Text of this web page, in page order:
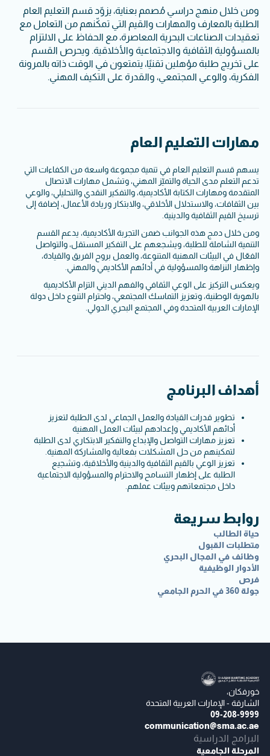
ومن خلال منهج دراسي مُصمم بعناية، يزوّد قسم التعليم العام
الطلبة بالمعارف والمهارات والقيم التي تمكّنهم من التعامل مع
تعقيدات الصناعات البحرية المعاصرة، مع الحفاظ على الالتزام
بالمسؤولية الثقافية والاجتماعية والأخلاقية. ويحرص القسم
على تخريج طلبة مؤهلين تقنيًا، يتمتعون في الوقت ذاته بالمرونة
الفكرية، والوعي المجتمعي، والقدرة على التكيف المهني.
مهارات التعليم العام
يسهم قسم التعليم العام في تنمية مجموعة واسعة من الكفاءات التي
تدعم التعلم مدى الحياة والتميّز المهني، وتشمل مهارات الاتصال
المتقدمة ومهارات الكتابة الأكاديمية، والتفكير النقدي والتحليلي، والوعي
بين الثقافات، والاستدلال الأخلاقي، والابتكار وريادة الأعمال، إضافة إلى
ترسيخ القيم الثقافية والدينية.
ومن خلال دمج هذه الجوانب ضمن التجربة الأكاديمية، يدعم القسم
التنمية الشاملة للطلبة، ويشجعهم على التفكير المستقل، والتواصل
الفعّال في البيئات المهنية المتنوعة، والعمل بروح الفريق والقيادة،
وإظهار النزاهة والمسؤولية في أدائهم الأكاديمي والمهني.
ويعكس التركيز على الوعي الثقافي والفهم الديني التزام الأكاديمية
بالهوية الوطنية، وتعزيز التماسك المجتمعي، واحترام التنوع داخل دولة
الإمارات العربية المتحدة وفي المجتمع البحري الدولي.
أهداف البرنامج
تطوير قدرات القيادة والعمل الجماعي لدى الطلبة لتعزيز
أدائهم الأكاديمي وإعدادهم لبيئات العمل المهنية
تعزيز مهارات التواصل والإبداع والتفكير الابتكاري لدى الطلبة
لتمكينهم من حل المشكلات بفعالية والمشاركة المهنية.
تعزيز الوعي بالقيم الثقافية والدينية والأخلاقية، وتشجيع
الطلبة على إظهار التسامح والاحترام والمسؤولية الاجتماعية
داخل مجتمعاتهم وبيئات عملهم.
روابط سريعة
حياة الطالب
متطلبات القبول
وظائف في المجال البحري
الأدوار الوظيفية
فرص
جولة 360 في الحرم الجامعي
خورفكان،
الشارقة - الإمارات العربية المتحدة
09-208-9999
communication@sma.ac.ae
البرامج الدراسية
المرحلة الجامعية